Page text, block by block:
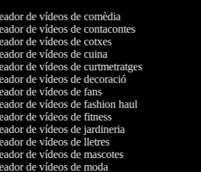
de vídeos de comèdia
de vídeos de contacontes
de vídeos de cotxes
de vídeos de cuina
de vídeos de curtmetratges
de vídeos de decoració
de vídeos de fans
de vídeos de fashion haul
de vídeos de fitness
de vídeos de jardineria
de vídeos de lletres
de vídeos de mascotes
de vídeos de moda